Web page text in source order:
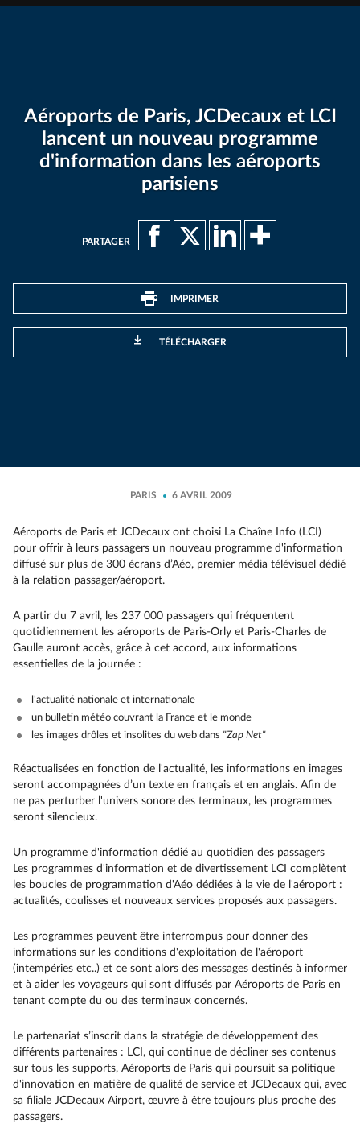
Aéroports de Paris, JCDecaux et LCI
lancent un nouveau programme
d'information dans les aéroports
parisiens
PARTAGER
IMPRIMER
TÉLÉCHARGER
PARIS 6 AVRIL 2009
Aéroports de Paris et JCDecaux ont choisi La Chaîne Info (LCI)
pour offrir à leurs passagers un nouveau programme d'information
diffusé sur plus de 300 écrans d’Aéo, premier média télévisuel dédié
à la relation passager/aéroport.
A partir du 7 avril, les 237 000 passagers qui fréquentent
quotidiennement les aéroports de Paris-Orly et Paris-Charles de
Gaulle auront accès, grâce à cet accord, aux informations
essentielles de la journée :
l'actualité nationale et internationale
un bulletin météo couvrant la France et le monde
les images drôles et insolites du web dans "Zap Net"
Réactualisées en fonction de l'actualité, les informations en images
seront accompagnées d’un texte en français et en anglais. Afin de
ne pas perturber l'univers sonore des terminaux, les programmes
seront silencieux.
Un programme d'information dédié au quotidien des passagers
Les programmes d'information et de divertissement LCI complètent
les boucles de programmation d'Aéo dédiées à la vie de l'aéroport :
actualités, coulisses et nouveaux services proposés aux passagers.
Les programmes peuvent être interrompus pour donner des
informations sur les conditions d'exploitation de l'aéroport
(intempéries etc..) et ce sont alors des messages destinés à informer
et à aider les voyageurs qui sont diffusés par Aéroports de Paris en
tenant compte du ou des terminaux concernés.
Le partenariat s’inscrit dans la stratégie de développement des
différents partenaires : LCI, qui continue de décliner ses contenus
sur tous les supports, Aéroports de Paris qui poursuit sa politique
d'innovation en matière de qualité de service et JCDecaux qui, avec
sa filiale JCDecaux Airport, œuvre à être toujours plus proche des
passagers.